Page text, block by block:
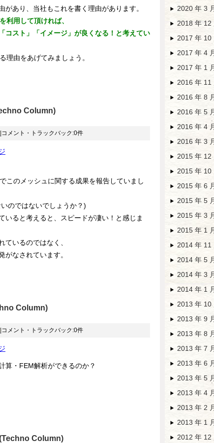
あり、当社もこれを書く理由があります。
利用して頂ければ、
ト」「イメージ」が良くなる！と考えてい
理由をあげてみましょう。
Column)
|コメント・トラックバック:0件
このメッシュに関する成果を報告していまし
のではないでしょうか？)
いると考えると、スピードが凄い！と感じま
ているのではなく、
がなされています。
Column)
|コメント・トラックバック:0件
算・FEM解析ができるのか？
(Techno Column)
2020 年 3
2018 年 12
2017 年 10
2017 年 4
2017 年 1
2016 年 11
2016 年 8
2016 年 5
2016 年 4
2016 年 3
2015 年 12
2015 年 10
2015 年 6
2015 年 5
2015 年 3
2015 年 1
2014 年 11
2014 年 5
2014 年 3
2014 年 1
2013 年 10
2013 年 9
2013 年 8
2013 年 7
2013 年 6
2013 年 5
2013 年 4
2013 年 2
2013 年 1
2012 年 12